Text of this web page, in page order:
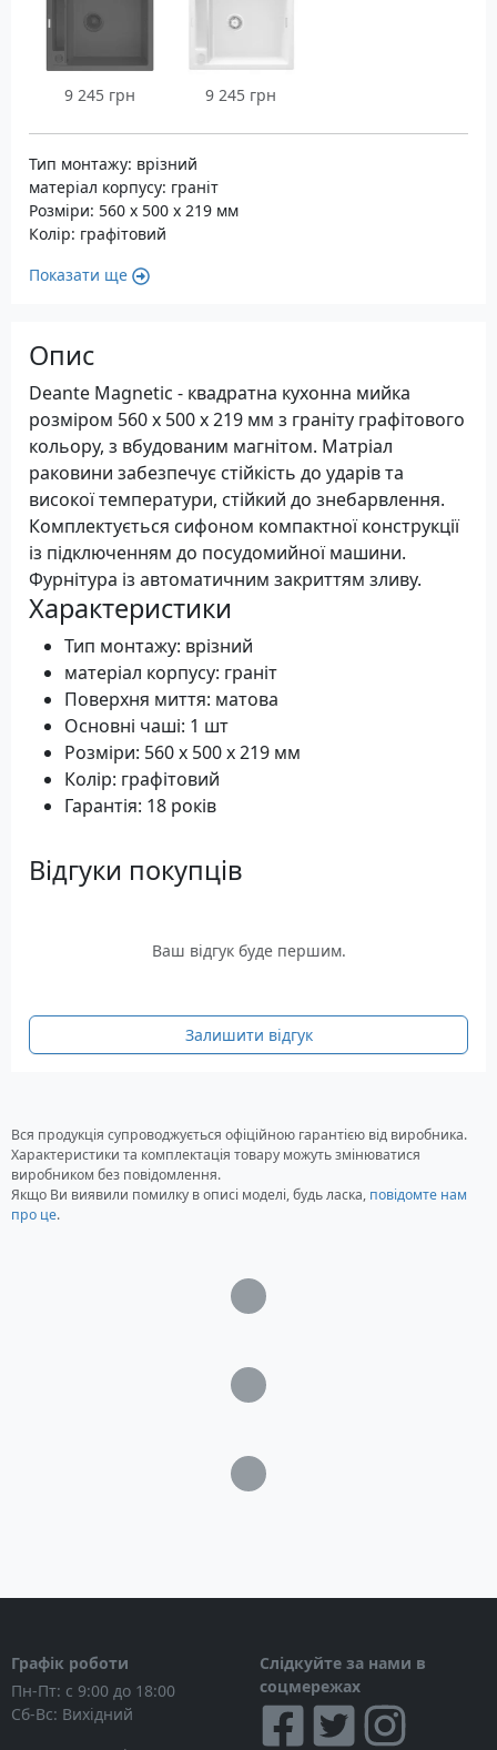
9 245 грн 9 245 грн
Тип монтажу: врізний
матеріал корпусу: граніт
Розміри: 560 х 500 х 219 мм
Колір: графітовий
Показати ще
Опис
Deante Magnetic - квадратна кухонна мийка
розміром 560 х 500 х 219 мм з граніту графітового
кольору, з вбудованим магнітом. Матріал
раковини забезпечує стійкість до ударів та
високої температури, стійкий до знебарвлення.
Комплектується сифоном компактної конструкції
із підключенням до посудомийної машини.
Фурнітура із автоматичним закриттям зливу.
Характеристики
Тип монтажу: врізний
матеріал корпусу: граніт
Поверхня миття: матова
Основні чаші: 1 шт
Розміри: 560 х 500 х 219 мм
Колір: графітовий
Гарантія: 18 років
Відгуки покупців
Ваш відгук буде першим.
Залишити відгук
Вся продукція супроводжується офіційною гарантією від виробника.
Характеристики та комплектація товару можуть змінюватися
виробником без повідомлення.
Якщо Ви виявили помилку в описі моделі, будь ласка, повідомте нам
про це.
Загрузка...
Загрузка...
Загрузка...
Графік роботи
Пн-Пт: с 9:00 до 18:00
Сб-Вс: Вихідний
Слідкуйте за нами в
соцмережах